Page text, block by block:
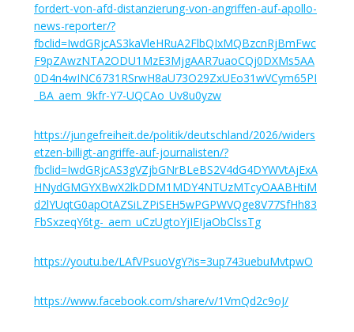
fordert-von-afd-distanzierung-von-angriffen-auf-apollo-
news-reporter/?
fbclid=IwdGRjcAS3kaVleHRuA2FlbQIxMQBzcnRjBmFwc
F9pZAwzNTA2ODU1MzE3MjgAAR7uaoCQj0DXMs5AA
0D4n4wINC6731RSrwH8aU73O29ZxUEo31wVCym65PI
_BA_aem_9kfr-Y7-UQCAo_Uv8u0yzw
https://jungefreiheit.de/politik/deutschland/2026/widers
etzen-billigt-angriffe-auf-journalisten/?
fbclid=IwdGRjcAS3gVZjbGNrBLeBS2V4dG4DYWVtAjExA
HNydGMGYXBwX2lkDDM1MDY4NTUzMTcyOAABHtiM
d2lYUqtG0apOtAZSiLZPiSEH5wPGPWVQge8V77SfHh83
FbSxzeqY6tg-_aem_uCzUgtoYjIEIjaObClssTg
https://youtu.be/LAfVPsuoVgY?is=3up743uebuMvtpwO
https://www.facebook.com/share/v/1VmQd2c9oJ/